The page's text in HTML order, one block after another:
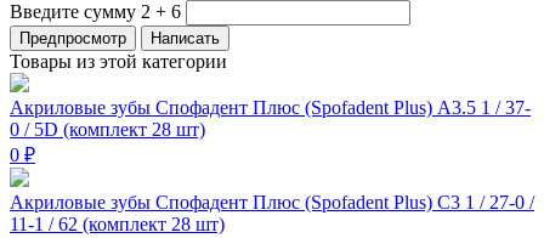
Введите сумму 2 + 6
Товары из этой категории
Акриловые зубы Спофадент Плюс (Spofadent Plus) A3.5 1 / 37-
0 / 5D (комплект 28 шт)
0 ₽
Акриловые зубы Спофадент Плюс (Spofadent Plus) C3 1 / 27-0 /
11-1 / 62 (комплект 28 шт)